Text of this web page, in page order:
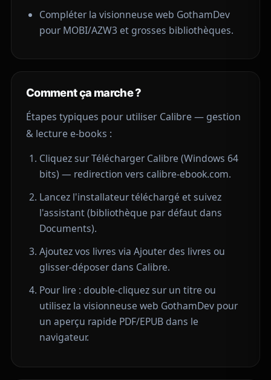
Compléter la visionneuse web GothamDev
pour MOBI/AZW3 et grosses bibliothèques.
Comment ça marche ?
Étapes typiques pour utiliser Calibre — gestion
& lecture e-books :
Cliquez sur Télécharger Calibre (Windows 64
bits) — redirection vers calibre-ebook.com.
Lancez l'installateur téléchargé et suivez
l'assistant (bibliothèque par défaut dans
Documents).
Ajoutez vos livres via Ajouter des livres ou
glisser-déposer dans Calibre.
Pour lire : double-cliquez sur un titre ou
utilisez la visionneuse web GothamDev pour
un aperçu rapide PDF/EPUB dans le
navigateur.